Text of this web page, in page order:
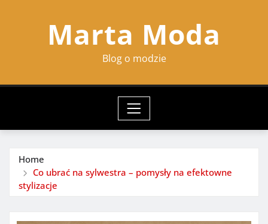
Marta Moda
Blog o modzie
Home
Co ubrać na sylwestra – pomysły na efektowne
stylizacje